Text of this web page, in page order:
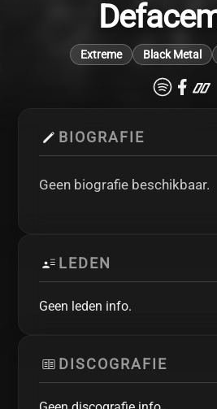
Extreme Black Metal
BIOGRAFIE
Geen biografie beschikbaar.
LEDEN
Geen leden info.
DISCOGRAFIE